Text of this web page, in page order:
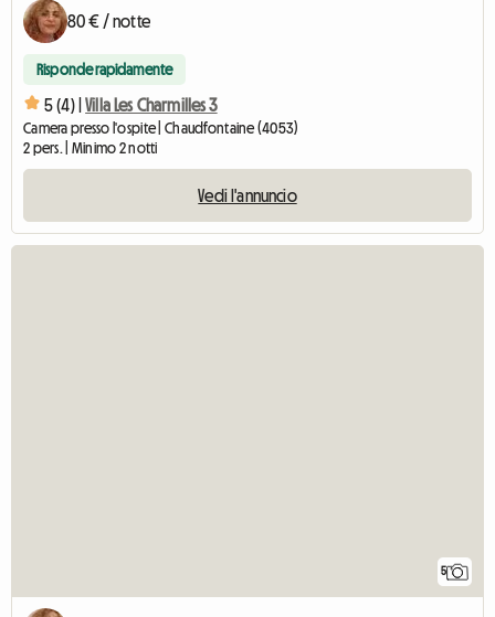
80 € / notte
Risponde rapidamente
5 (4) | Villa Les Charmilles 3
Camera presso l'ospite | Chaudfontaine (4053)
2 pers. | Minimo 2 notti
Vedi l'annuncio
5